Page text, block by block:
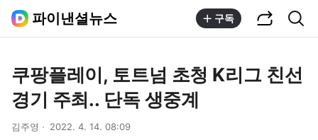
파이낸셜뉴스 구독
쿠팡플레이, 토트넘 초청 K리그 친선
경기 주최.. 단독 생중계
김주영 2022. 4. 14. 08:09